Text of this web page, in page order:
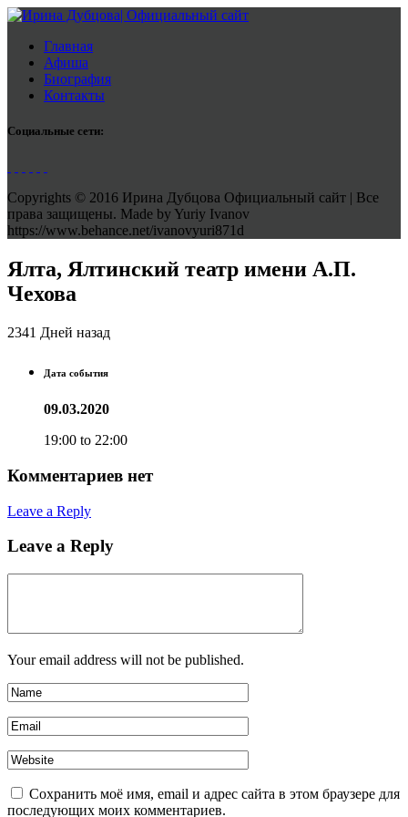
Главная
Афиша
Биография
Контакты
Социальные сети:
Copyrights © 2016 Ирина Дубцова Официальный сайт | Все
права защищены. Made by Yuriy Ivanov
https://www.behance.net/ivanovyuri871d
Ялта, Ялтинский театр имени А.П.
Чехова
2341 Дней назад
Дата события
09.03.2020
19:00 to 22:00
Комментариев нет
Leave a Reply
Leave a Reply
Your email address will not be published.
Сохранить моё имя, email и адрес сайта в этом браузере для
последующих моих комментариев.